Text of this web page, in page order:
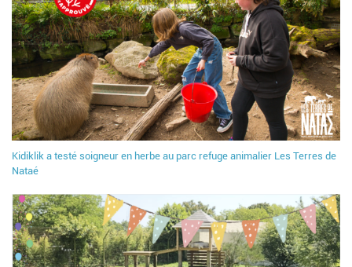
Kidiklik a testé soigneur en herbe au parc refuge animalier Les Terres de
Nataé